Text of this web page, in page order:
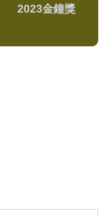
2023金鐘獎